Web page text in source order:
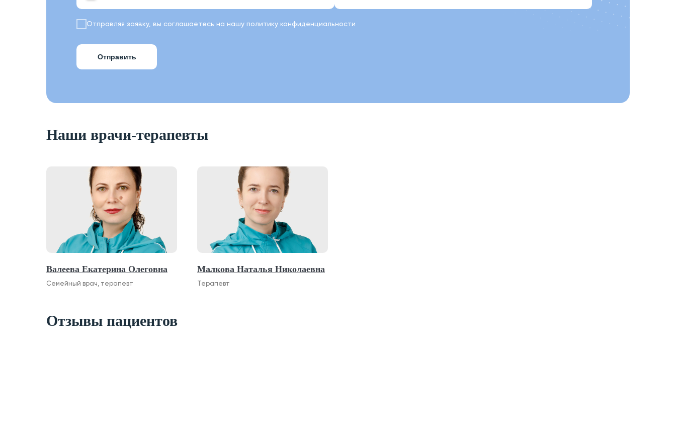
Отправляя заявку, вы соглашаетесь на нашу политику конфиденциальности
Отправить
Наши врачи-терапевты
Валеева Екатерина Олеговна
Семейный врач, терапевт
Малкова Наталья Николаевна
Терапевт
Отзывы пациентов